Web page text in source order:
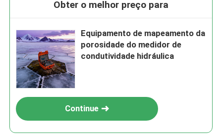
Obter o melhor preço para
Equipamento de mapeamento da
porosidade do medidor de
condutividade hidráulica
Continue